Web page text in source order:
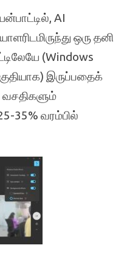
AI
ஒரு தனி
(Windows
இருப்பதைக்
35% வரம்பில்